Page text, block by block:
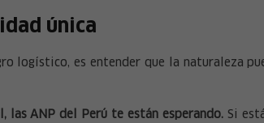
única
logístico, es entender que la naturaleza
las ANP del Perú te están esperando. Si